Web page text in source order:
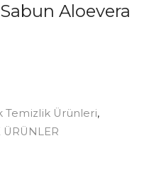
Aloevera
Temizlik Ürünleri,
ÜRÜNLER